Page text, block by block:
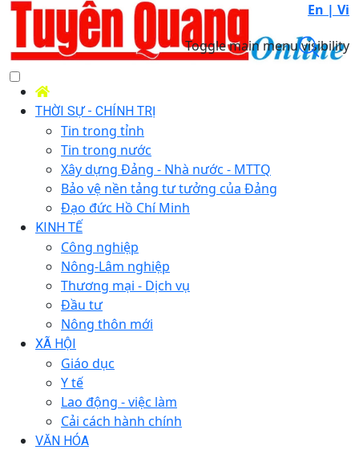
En | Vi
Toggle main menu visibility
THỜI SỰ - CHÍNH TRỊ
Tin trong tỉnh
Tin trong nước
Xây dựng Đảng - Nhà nước - MTTQ
Bảo vệ nền tảng tư tưởng của Đảng
Đạo đức Hồ Chí Minh
KINH TẾ
Công nghiệp
Nông-Lâm nghiệp
Thương mại - Dịch vụ
Đầu tư
Nông thôn mới
XÃ HỘI
Giáo dục
Y tế
Lao động - việc làm
Cải cách hành chính
VĂN HÓA